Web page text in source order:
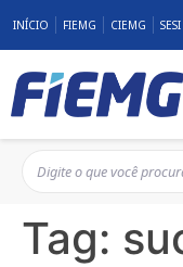
INÍCIO FIEMG CIEMG SESI
Tag: